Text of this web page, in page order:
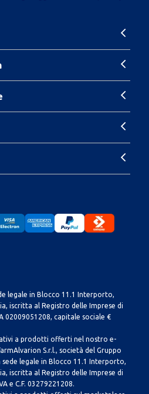
legale in Blocco 11.1 Interporto,
iscritta al Registro delle Imprese di
02009051208, capitale sociale €
a prodotti offerti nel nostro e-
S.r.l., società del Gruppo
sede legale in Blocco 11.1 Interporto,
iscritta al Registro delle Imprese di
e C.F. 03279221208.